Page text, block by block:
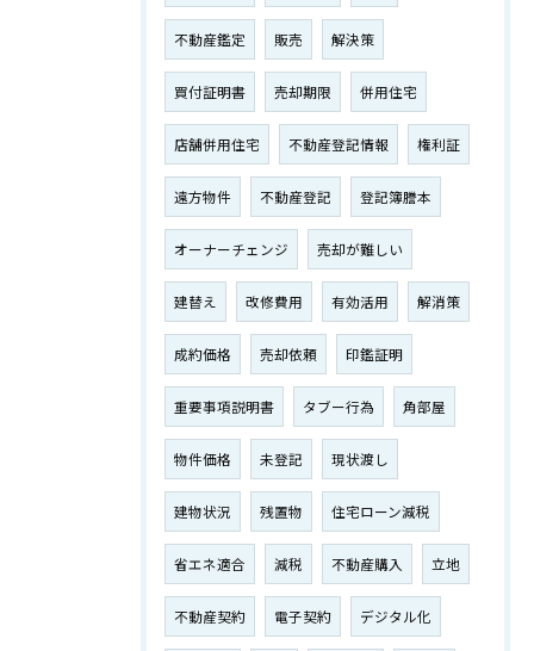
不動産鑑定 販売 解決策
買付証明書 売却期限 併用住宅
店舗併用住宅 不動産登記情報 権利証
遠方物件 不動産登記 登記簿謄本
オーナーチェンジ 売却が難しい
建替え 改修費用 有効活用 解消策
成約価格 売却依頼 印鑑証明
重要事項説明書 タブー行為 角部屋
物件価格 未登記 現状渡し
建物状況 残置物 住宅ローン減税
省エネ適合 減税 不動産購入 立地
不動産契約 電子契約 デジタル化